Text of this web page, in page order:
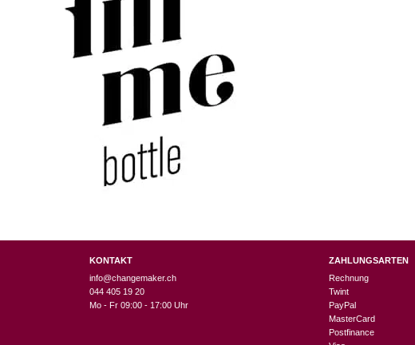
KONTAKT
info@changemaker.ch
044 405 19 20
Mo - Fr 09:00 - 17:00 Uhr
ZAHLUNGSARTEN
Rechnung
Twint
PayPal
MasterCard
Postfinance